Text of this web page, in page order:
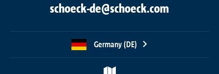
schoeck-de@schoeck.com
Germany (DE)